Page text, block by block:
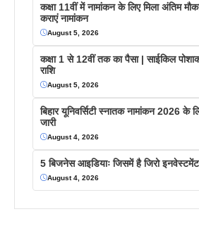
कक्षा 11वीं में नामांकन के लिए मिला अंतिम
कराएं नामांकन
August 5, 2026
कक्षा 1 से 12वीं तक का पैसा | साईकिल
राशि
August 5, 2026
बिहार यूनिवर्सिटी स्नातक नामांकन 2026 के
जारी
August 4, 2026
5 बिजनेस आइडियाः जिसमें है जिरो
August 4, 2026